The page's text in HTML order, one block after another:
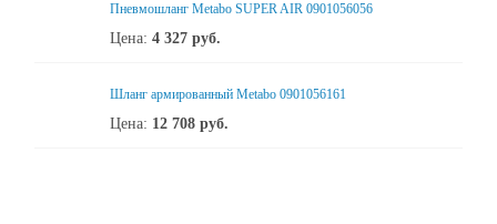
Пневмошланг Metabo SUPER AIR 0901056056
Цена: 4 327 руб.
Шланг армированный Metabo 0901056161
Цена: 12 708 руб.